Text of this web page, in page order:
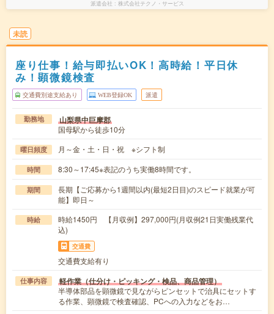
派遣会社 株式会社テクノ・サービス
未読
座り仕事！給与即払いOK！高時給！平日休
み！顕微鏡検査
交通費別途支給あり WEB登録OK 派遣
勤務地 山梨県中巨摩郡
国母駅から徒歩10分
曜日頻度 月～金・土・日・祝 ※シフト制
時間 8:30～17:45※表記のうち実働8時間です。
期間
長期【ご応募から1週間以内(最短2日目)のスピード就業が可
能】即日～
時給
時給1450円 【月収例】297,000円(月収例21日実働残業代
込)
交通費
交通費支給有り
仕事内容 軽作業（仕分け・ピッキング・検品、商品管理）
半導体部品を顕微鏡で見ながらピンセットで治具にセットす
る作業、顕微鏡で検査確認、PCへの入力などをお…